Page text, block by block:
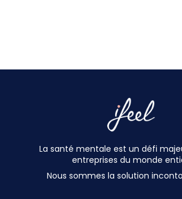
La santé mentale est un défi
entreprises du monde
Nous sommes la solution